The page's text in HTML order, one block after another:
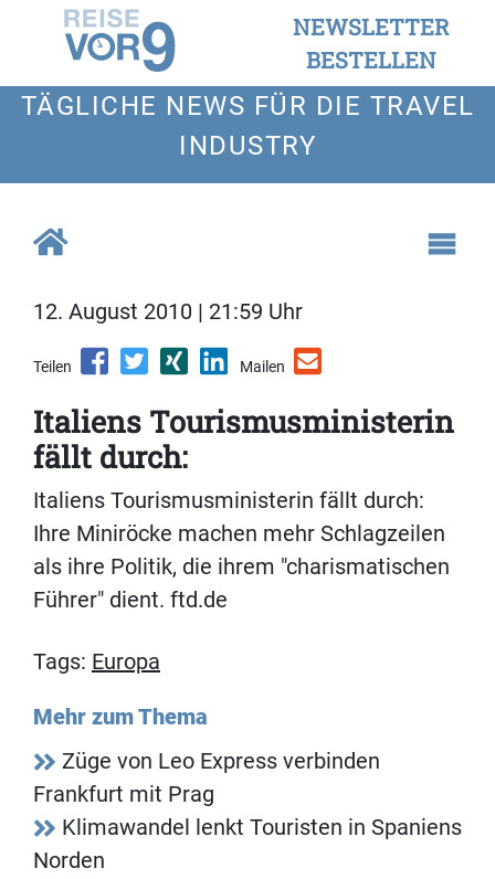
NEWSLETTER
BESTELLEN
TÄGLICHE NEWS FÜR DIE TRAVEL
INDUSTRY
12. August 2010 | 21:59 Uhr
Teilen Mailen
Italiens Tourismusministerin
fällt durch:
Italiens Tourismusministerin fällt durch:
Ihre Miniröcke machen mehr Schlagzeilen
als ihre Politik, die ihrem "charismatischen
Führer" dient. ftd.de
Tags: Europa
Mehr zum Thema
Züge von Leo Express verbinden
Frankfurt mit Prag
Klimawandel lenkt Touristen in Spaniens
Norden